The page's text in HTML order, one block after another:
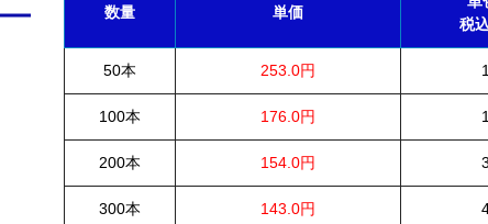
数量 単価
税
50本 253.0円
100本 176.0円
200本 154.0円
300本 143.0円